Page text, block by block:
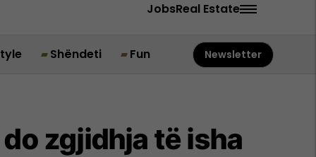
JobsReal Estate
Shëndeti Fun Newsletter
zgjidhja të isha